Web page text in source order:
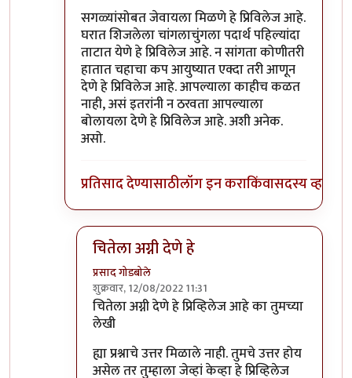
सगळ्यांसोबत जेवायला मिळणे हे प्रिविलेज आहे.
घरात शिजलेला चांगलाचुंगला पदार्थ पहिल्यांदा
ताटात येणे हे प्रिविलेज आहे. न सांगता कोणीतरी
हातात चहाचा कप आयुष्यात एक्दा तरी आणून
देणे हे प्रिविलेज आहे. आपल्याला काहीच कळत
नाही, असं इतरांनी न ठरवता आपल्याला
बोलायला देणे हे प्रिविलेज आहे. अशी अनेक.
असो.
प्रतिसाद देण्यासाठीलॉग इन कराकिंवासदस्य व्हा
चितेला अग्नी देणे हे
प्रसाद गोडबोले
शुक्रवार, 12/08/2022 11:31
In reply toपुनश्च ..byभृशुंडी
चितेला अग्नी देणे हे प्रिव्हिलेज आहे का तुमच्या
लेखी
ह्या प्रश्नाचे उत्तर मिळाले नाही. तुमचे उत्तर होय
असेल तर तुम्हाला जेव्हां केव्हा हे प्रिव्हिलेज